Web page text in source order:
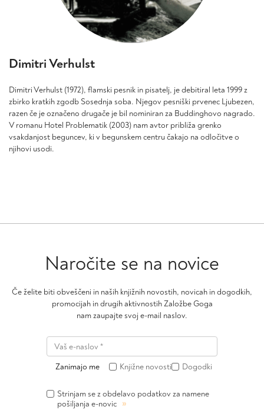
Dimitri Verhulst
Dimitri Verhulst (1972), flamski pesnik in pisatelj, je debitiral leta 1999 z
zbirko kratkih zgodb Sosednja soba. Njegov pesniški prvenec Ljubezen,
razen če je označeno drugače je bil nominiran za Buddinghovo nagrado.
V romanu Hotel Problematik (2003) nam avtor približa grenko
vsakdanjost beguncev, ki v begunskem centru čakajo na odločitve o
njihovi usodi.
Naročite se na novice
Če želite biti obveščeni in naših knjižnih novostih, novicah in dogodkih,
promocijah in drugih aktivnostih Založbe Goga
nam zaupajte svoj e-mail naslov.
Zanimajo me Knjižne novosti Dogodki
Strinjam se z obdelavo podatkov za namene
pošiljanja e-novic »